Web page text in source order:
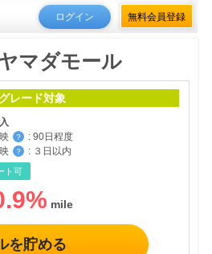
ログイン 無料会員登録
マダモール
グレード対象
？ : 90日程度
？ : ３日以内
ト可
%
を貯める